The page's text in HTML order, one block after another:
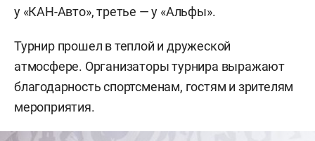
у «КАН-Авто», третье — у «Альфы».
Турнир прошел в теплой и дружеской
атмосфере. Организаторы турнира выражают
благодарность спортсменам, гостям и зрителям
мероприятия.